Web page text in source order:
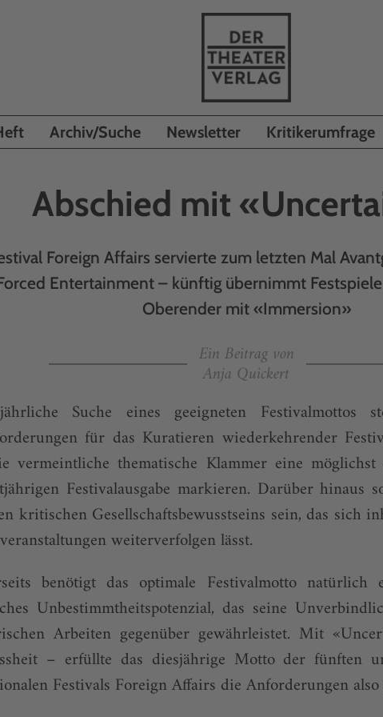
Archiv/Suche Newsletter Kritikerumfrage
Abschied mit
Foreign Affairs servierte zum letzten Mal
Entertainment – künftig übernimmt
Oberender mit «Immersion»
Ein Beitrag von
Anja Quickert
Suche eines geeigneten Festivalmottos
für das Kuratieren wiederkehrender
vermeintliche thematische Klammer eine
Festivalausgabe markieren. Dar­über hinaus
kritischen Gesellschaftsbewusstseins sein, das sich
weiterverfolgen lässt.
benötigt das optimale Festival­motto natürlich
Unbestimmtheitspotenzial, das seine
Arbeiten gegenüber gewährleistet. Mit
– erfüllte das diesjährige Motto der fünften
Festivals Foreign Affairs die Anforderungen